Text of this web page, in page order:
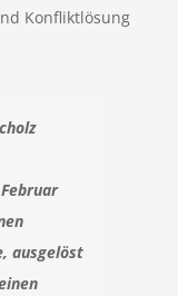
Konfliktlösung
ausgelöst